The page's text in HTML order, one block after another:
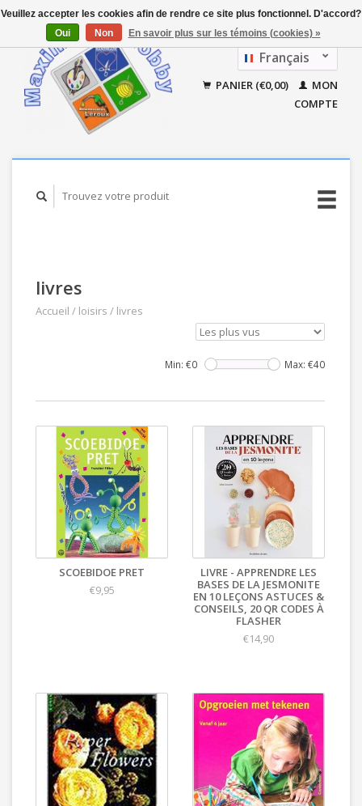
Français
Nederlands
PANIER (€0,00)
MON
COMPTE
livres
Accueil / loisirs / livres
Min: €0 Max: €40
SCOEBIDOE PRET
€9,95
LIVRE - APPRENDRE LES
BASES DE LA JESMONITE
EN 10 LEÇONS ASTUCES &
CONSEILS, 20 QR CODES À
FLASHER
€14,90
Veuillez accepter les cookies afin de rendre ce site plus fonctionnel. D'accord?
Oui
Non En savoir plus sur les témoins (cookies) »